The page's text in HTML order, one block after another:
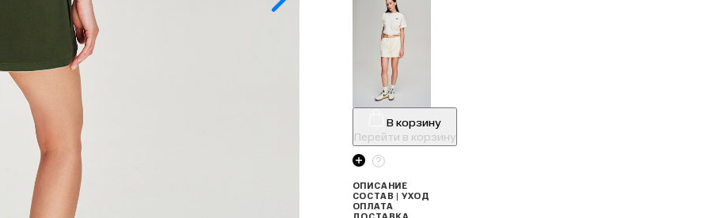
В корзину
Перейти в корзину
ОПИСАНИЕ
СОСТАВ | УХОД
ОПЛАТА